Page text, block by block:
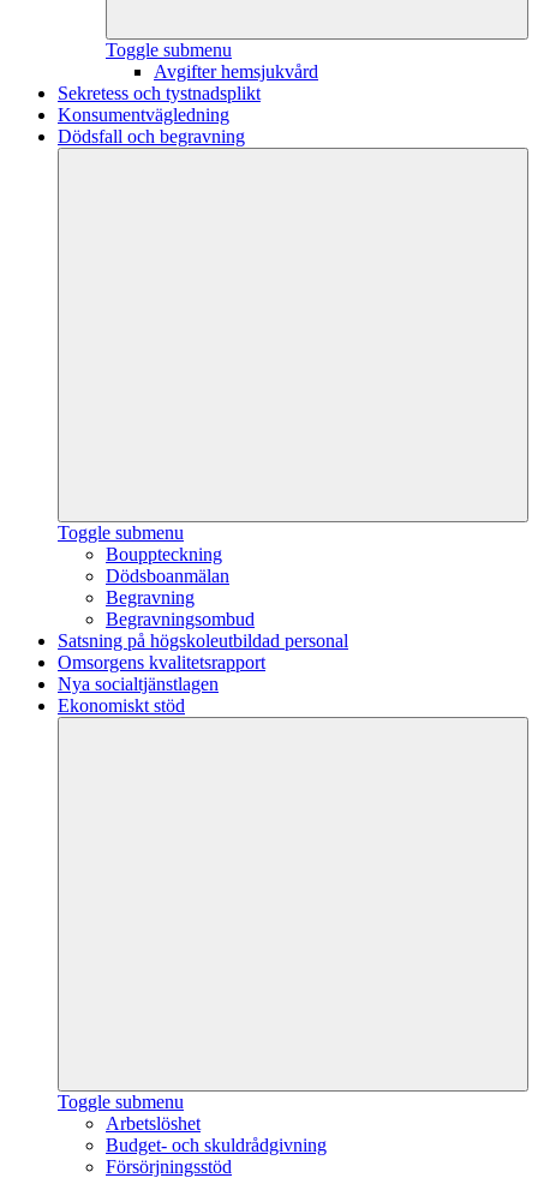
Toggle submenu
Avgifter hemsjukvård
Sekretess och tystnadsplikt
Konsumentvägledning
Dödsfall och begravning
Toggle submenu
Bouppteckning
Dödsboanmälan
Begravning
Begravningsombud
Satsning på högskoleutbildad personal
Omsorgens kvalitetsrapport
Nya socialtjänstlagen
Ekonomiskt stöd
Toggle submenu
Arbetslöshet
Budget- och skuldrådgivning
Försörjningsstöd